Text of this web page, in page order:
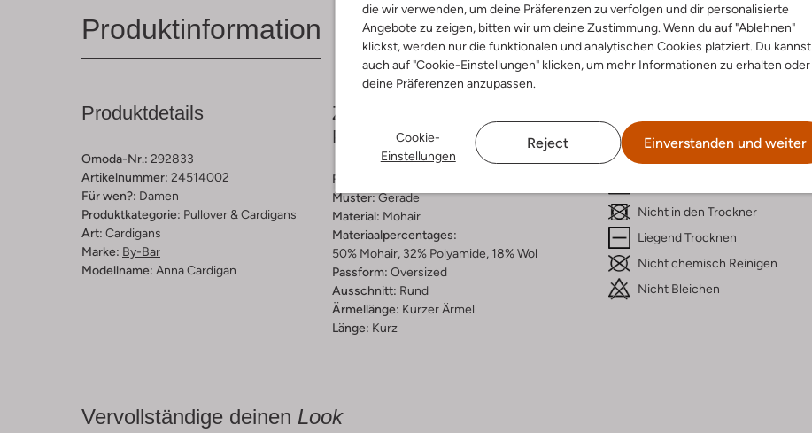
die wir verwenden, um deine Präferenzen zu verfolgen und dir personalisierte
Angebote zu zeigen, bitten wir um deine Zustimmung. Wenn du auf "Ablehnen"
klickst, werden nur die funktionalen und analytischen Cookies platziert. Du kannst
auch auf "Cookie-Einstellungen" klicken, um mehr Informationen zu erhalten oder
deine Präferenzen anzupassen.
Cookie-
Einstellungen
Reject Einverstanden und weiter
Produktinformation Lieferung & Rückgabe
Produktdetails
Omoda-Nr.: 292833
Artikelnummer: 24514002
Für wen?: Damen
Produktkategorie: Pullover & Cardigans
Art: Cardigans
Marke: By-Bar
Modellname: Anna Cardigan
Zusammensetzung &
Passform
Farbe :
Muster:Gerade
Material: Mohair
Materiaalpercentages:
50% Mohair, 32% Polyamide, 18% Wol
Passform: Oversized
Ausschnitt: Rund
Ärmellänge: Kurzer Ärmel
Länge: Kurz
Handwäsche
Nicht in den Trockner
Liegend Trocknen
Nicht chemisch Reinigen
Nicht Bleichen
Vervollständige deinen Look